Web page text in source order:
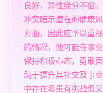
良好，异性缘分不俗
冲突暗示潜在的健康
方面，因此应予以重
的情况，他可能在事
保持积极心态，勇敢
助于提升其社交及事
中存在着虽有挑战但